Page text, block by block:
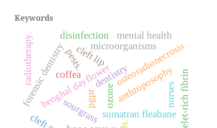
Keywords
benghal dayflower
sourgrass sumatran fleabane
anthroposophy
dentistry
forensic dentistry cleft lip osteoradionecrosis
ozone platelet-rich fibrin
radiotherapy. coffea
microorganisms
pests.
disinfection mental health
nurses
pgpr